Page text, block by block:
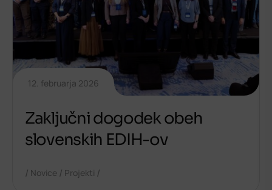
12. februarja 2026
Zaključni dogodek obeh
slovenskih EDIH-ov
/ Novice / Projekti /